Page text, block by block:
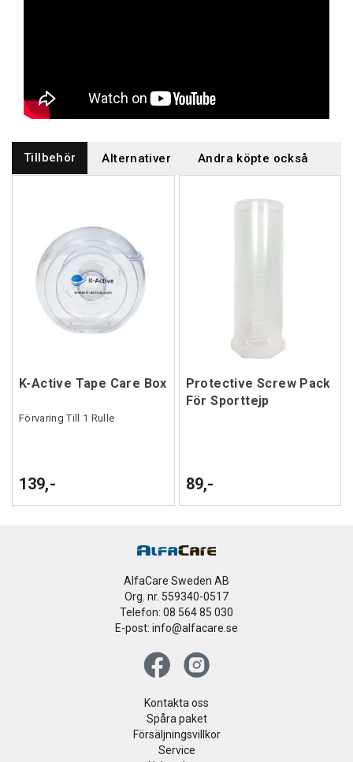
Tillbehör Alternativer Andra köpte också
K-Active Tape Care Box
Förvaring Till 1 Rulle
139,-
Protective Screw Pack
För Sporttejp
89,-
AlfaCare Sweden AB
Org. nr. 559340-0517
Telefon: 08 564 85 030
E-post: info@alfacare.se
Kontakta oss
Spåra paket
Försäljningsvillkor
Service